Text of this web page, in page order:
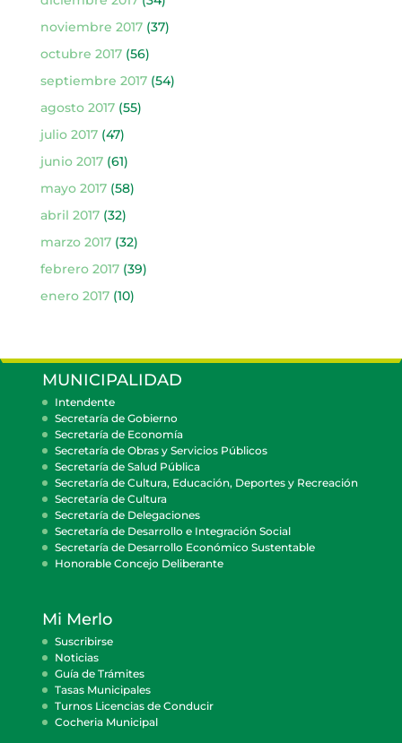
noviembre 2017(37)
octubre 2017(56)
septiembre 2017(54)
agosto 2017(55)
julio 2017(47)
junio 2017(61)
mayo 2017(58)
abril 2017(32)
marzo 2017(32)
febrero 2017(39)
enero 2017(10)
MUNICIPALIDAD
Intendente
Secretaría de Gobierno
Secretaría de Economía
Secretaría de Obras y Servicios Públicos
Secretaría de Salud Pública
Secretaría de Cultura, Educación, Deportes y Recreación
Secretaría de Cultura
Secretaría de Delegaciones
Secretaría de Desarrollo e Integración Social
Secretaría de Desarrollo Económico Sustentable
Honorable Concejo Deliberante
Mi Merlo
Suscribirse
Noticias
Guía de Trámites
Tasas Municipales
Turnos Licencias de Conducir
Cocheria Municipal